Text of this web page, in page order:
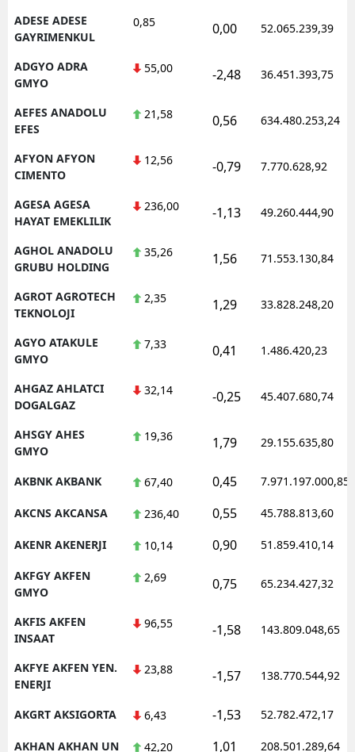
Gümüşhane
Isparta
İzmir
Kars
Kırklareli
Konya
Kütahya
Malatya
Manisa
Kahramanmaraş
Muş
Nevşehir
Niğde
ADESE ADESE
GAYRIMENKUL
0,85 0,00 52.065.239,39
ADGYO ADRA
GMYO
55,00 -2,48 36.451.393,75
AEFES ANADOLU
EFES
21,58 0,56 634.480.253,24
AFYON AFYON
CIMENTO
12,56 -0,79 7.770.628,92
AGESA AGESA
HAYAT EMEKLILIK
236,00 -1,13 49.260.444,90
AGHOL ANADOLU
GRUBU HOLDING
35,26 1,56 71.553.130,84
AGROT AGROTECH
TEKNOLOJI
2,35 1,29 33.828.248,20
AGYO ATAKULE
GMYO
7,33 0,41 1.486.420,23
AHGAZ AHLATCI
DOGALGAZ
32,14 -0,25 45.407.680,74
AHSGY AHES
GMYO
19,36 1,79 29.155.635,80
AKBNK AKBANK 67,40 0,45 7.971.197.000,85
AKCNS AKCANSA 236,40 0,55 45.788.813,60
AKENR AKENERJI 10,14 0,90 51.859.410,14
AKFGY AKFEN
GMYO
2,69 0,75 65.234.427,32
AKFIS AKFEN
INSAAT
96,55 -1,58 143.809.048,65
AKFYE AKFEN YEN.
ENERJI
23,88 -1,57 138.770.544,92
AKGRT AKSIGORTA 6,43 -1,53 52.782.472,17
AKHAN AKHAN UN 42,20 1,01 208.501.289,64